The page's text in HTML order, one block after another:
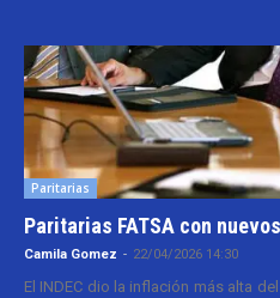
Paritarias
Paritarias FATSA con
Camila Gomez - 22/04/2026 14:30
El INDEC dio la inflación más alta